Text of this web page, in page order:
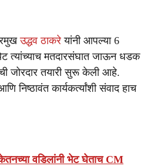
उद्धव ठाकरेयांनी आपल्या 6
त्यांच्याच मतदारसंघात जाऊन धडक
जोरदार तयारी सुरू केली आहे.
निष्ठावंत कार्यकर्त्यांशी संवाद हाच
वडिलांनी भेट घेताच CM